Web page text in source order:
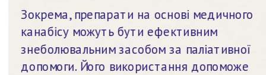
Зокрема, препарати на основі медичного
канабісу можуть бути ефективним
знеболювальним засобом за паліативної
допомоги. Його використання допоможе